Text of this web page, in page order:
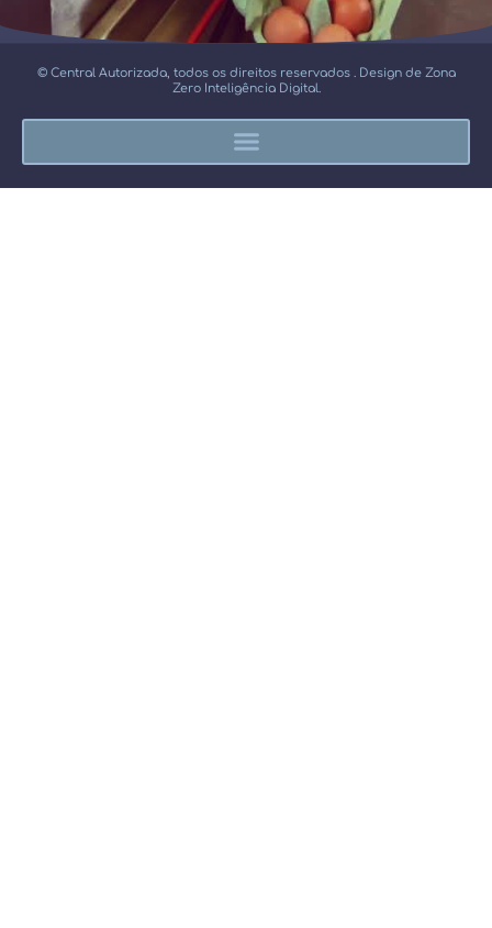
© Central Autorizada, todos os direitos reservados . Design de Zona
Zero Inteligência Digital.